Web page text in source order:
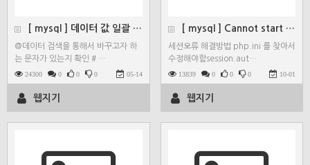
[ mysql ] 데이터 값 일괄 변경( replace…
@데이터 검색을 통해서 바꾸고자 하
는 문자가 있는지 확인 # …
24300 0 0 0 05-14
웹지기
[ mysql ] Cannot start session…
세션오류 해결방법 php.ini 를 찾아서
수정해야함session.aut…
13839 0 0 0 10-01
웹지기